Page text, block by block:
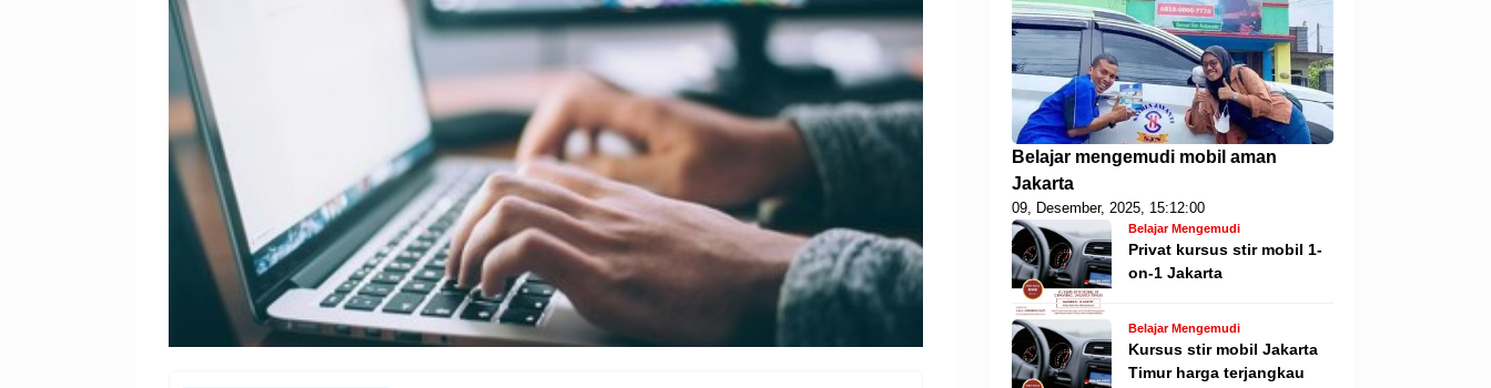
Belajar mengemudi mobil aman
Jakarta
09, Desember, 2025, 15:12:00
Belajar Mengemudi
Privat kursus stir mobil 1-
on-1 Jakarta
Belajar Mengemudi
Kursus stir mobil Jakarta
Timur harga terjangkau